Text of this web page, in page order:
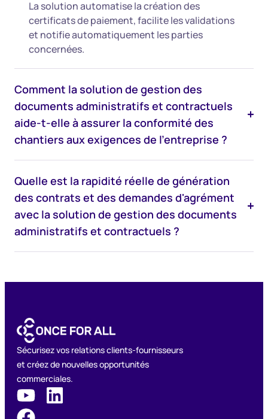
La solution automatise la création des
certificats de paiement, facilite les validations
et notifie automatiquement les parties
concernées.
Comment la solution de gestion des
documents administratifs et contractuels
aide-t-elle à assurer la conformité des
chantiers aux exigences de l'entreprise ?
Quelle est la rapidité réelle de génération
des contrats et des demandes d'agrément
avec la solution de gestion des documents
administratifs et contractuels ?
Sécurisez vos relations clients-fournisseurs
et créez de nouvelles opportunités
commerciales.